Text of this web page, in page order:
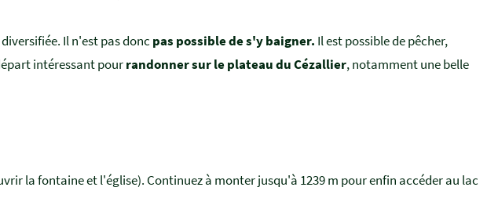
Il n'est pas donc pas possible de s'y baigner. Il est possible de pêcher,
intéressant pourrandonner sur le plateau du Cézallier, notamment une belle
la fontaine et l'église). Continuez à monter jusqu'à 1239 m pour enfin accéder au lac